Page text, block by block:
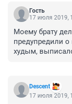
Гость
17 июля 2019,
Моему брату
предупредили
худым,
Descent
17 июля 2019,